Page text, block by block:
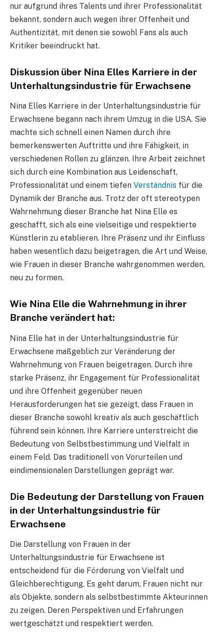
nur aufgrund ihres Talents und ihrer Professionalität
bekannt, sondern auch wegen ihrer Offenheit und
Authentizität, mit denen sie sowohl Fans als auch
Kritiker beeindruckt hat.
Diskussion über Nina Elles Karriere in der
Unterhaltungsindustrie für Erwachsene
Nina Elles Karriere in der Unterhaltungsindustrie für
Erwachsene begann nach ihrem Umzug in die USA. Sie
machte sich schnell einen Namen durch ihre
bemerkenswerten Auftritte und ihre Fähigkeit, in
verschiedenen Rollen zu glänzen. Ihre Arbeit zeichnet
sich durch eine Kombination aus Leidenschaft,
Professionalität und einem tiefen Verständnis für die
Dynamik der Branche aus. Trotz der oft stereotypen
Wahrnehmung dieser Branche hat Nina Elle es
geschafft, sich als eine vielseitige und respektierte
Künstlerin zu etablieren. Ihre Präsenz und ihr Einfluss
haben wesentlich dazu beigetragen, die Art und Weise,
wie Frauen in dieser Branche wahrgenommen werden,
neu zu formen.
Wie Nina Elle die Wahrnehmung in ihrer
Branche verändert hat:
Nina Elle hat in der Unterhaltungsindustrie für
Erwachsene maßgeblich zur Veränderung der
Wahrnehmung von Frauen beigetragen. Durch ihre
starke Präsenz, ihr Engagement für Professionalität
und ihre Offenheit gegenüber neuen
Herausforderungen hat sie gezeigt, dass Frauen in
dieser Branche sowohl kreativ als auch geschäftlich
führend sein können. Ihre Karriere unterstreicht die
Bedeutung von Selbstbestimmung und Vielfalt in
einem Feld. Das traditionell von Vorurteilen und
eindimensionalen Darstellungen geprägt war.
Die Bedeutung der Darstellung von Frauen
in der Unterhaltungsindustrie für
Erwachsene
Die Darstellung von Frauen in der
Unterhaltungsindustrie für Erwachsene ist
entscheidend für die Förderung von Vielfalt und
Gleichberechtigung. Es geht darum, Frauen nicht nur
als Objekte, sondern als selbstbestimmte Akteurinnen
zu zeigen. Deren Perspektiven und Erfahrungen
wertgeschätzt und respektiert werden.